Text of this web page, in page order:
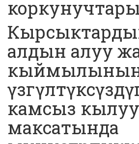
коркунучтары
алдын алуу
камсыз кылуу
максатында